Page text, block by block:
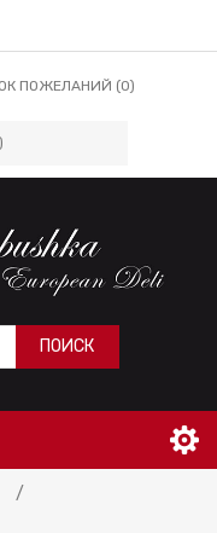
ПОЖЕЛАНИЙ (0)
ПОИСК
/